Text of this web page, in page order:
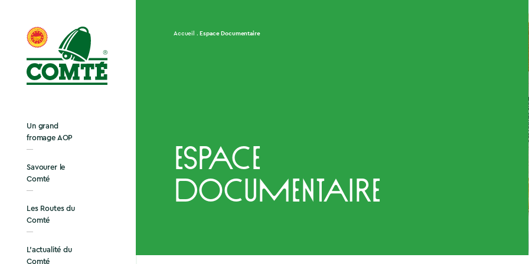
Un grand
fromage AOP
Savourer le
Comté
Les Routes du
Comté
L’actualité du
Comté
Accueil Espace Documentaire
Espace
Documentaire